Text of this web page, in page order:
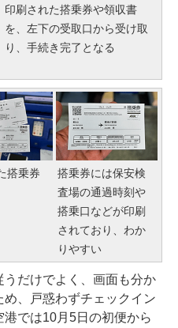
印刷された搭乗券や領収書
を、左下の受取口から受け取
り、手続き完了となる
搭乗券
搭乗券には保安検
査場の通過時刻や
搭乗口などが印刷
されており、わか
りやすい
だけでよく、画面も分か
、戸惑わずチェックイン
では10月5日の初便から